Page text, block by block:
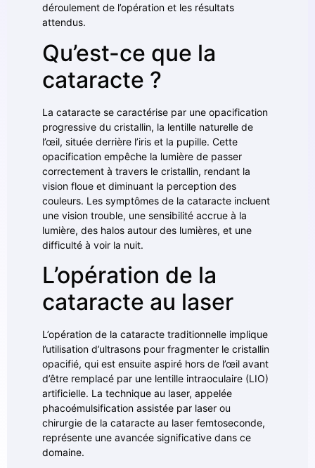
déroulement de l’opération et les résultats
attendus.
Qu’est-ce que la
cataracte ?
La cataracte se caractérise par une opacification
progressive du cristallin, la lentille naturelle de
l’œil, située derrière l’iris et la pupille. Cette
opacification empêche la lumière de passer
correctement à travers le cristallin, rendant la
vision floue et diminuant la perception des
couleurs. Les symptômes de la cataracte incluent
une vision trouble, une sensibilité accrue à la
lumière, des halos autour des lumières, et une
difficulté à voir la nuit.
L’opération de la
cataracte au laser
L’opération de la cataracte traditionnelle implique
l’utilisation d’ultrasons pour fragmenter le cristallin
opacifié, qui est ensuite aspiré hors de l’œil avant
d’être remplacé par une lentille intraoculaire (LIO)
artificielle. La technique au laser, appelée
phacoémulsification assistée par laser ou
chirurgie de la cataracte au laser femtoseconde,
représente une avancée significative dans ce
domaine.